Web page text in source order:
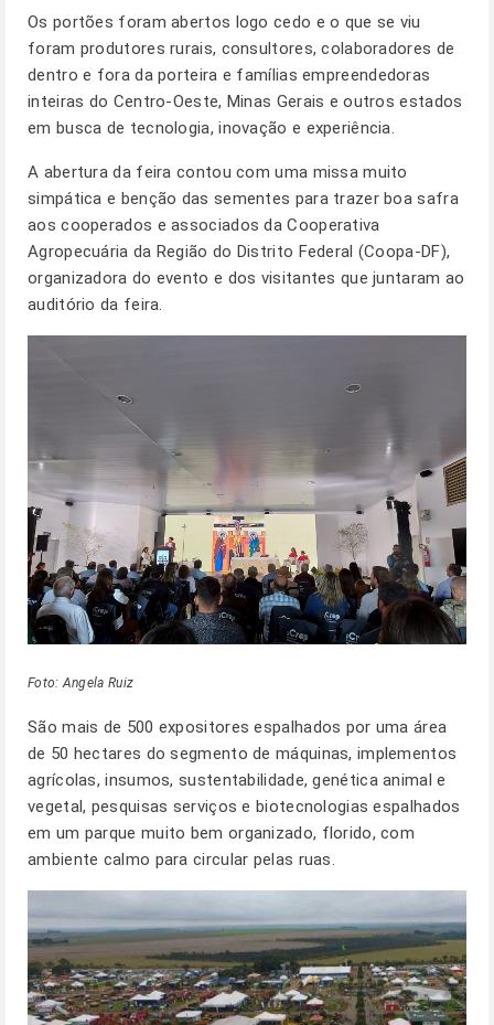
Os portões foram abertos logo cedo e o que se viu
foram produtores rurais, consultores, colaboradores de
dentro e fora da porteira e famílias empreendedoras
inteiras do Centro-Oeste, Minas Gerais e outros estados
em busca de tecnologia, inovação e experiência.
A abertura da feira contou com uma missa muito
simpática e benção das sementes para trazer boa safra
aos cooperados e associados da Cooperativa
Agropecuária da Região do Distrito Federal (Coopa-DF),
organizadora do evento e dos visitantes que juntaram ao
auditório da feira.
Foto: Angela Ruiz
São mais de 500 expositores espalhados por uma área
de 50 hectares do segmento de máquinas, implementos
agrícolas, insumos, sustentabilidade, genética animal e
vegetal, pesquisas serviços e biotecnologias espalhados
em um parque muito bem organizado, florido, com
ambiente calmo para circular pelas ruas.